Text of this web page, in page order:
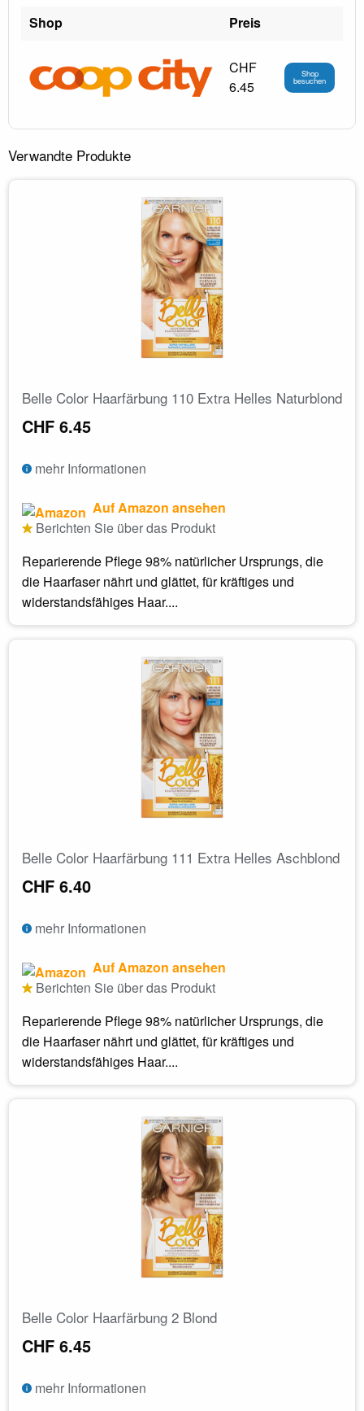
Shop Preis
CHF
6.45
Shop
besuchen
Verwandte Produkte
Belle Color Haarfärbung 110 Extra Helles Naturblond
CHF 6.45
mehr Informationen
Auf Amazon ansehen
Berichten Sie über das Produkt
Reparierende Pflege 98% natürlicher Ursprungs, die
die Haarfaser nährt und glättet, für kräftiges und
widerstandsfähiges Haar....
Belle Color Haarfärbung 111 Extra Helles Aschblond
CHF 6.40
mehr Informationen
Auf Amazon ansehen
Berichten Sie über das Produkt
Reparierende Pflege 98% natürlicher Ursprungs, die
die Haarfaser nährt und glättet, für kräftiges und
widerstandsfähiges Haar....
Belle Color Haarfärbung 2 Blond
CHF 6.45
mehr Informationen